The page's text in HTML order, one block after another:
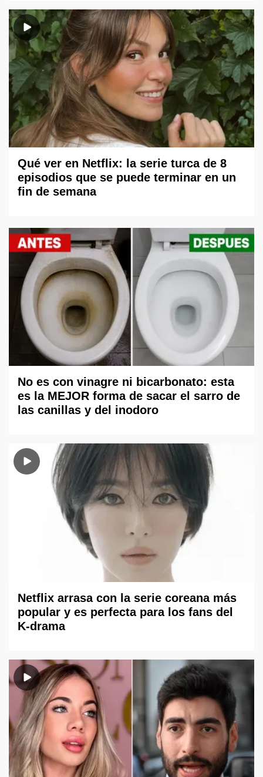
Qué ver en Netflix: la serie turca de 8
episodios que se puede terminar en un
fin de semana
No es con vinagre ni bicarbonato: esta
es la MEJOR forma de sacar el sarro de
las canillas y del inodoro
Netflix arrasa con la serie coreana más
popular y es perfecta para los fans del
K-drama